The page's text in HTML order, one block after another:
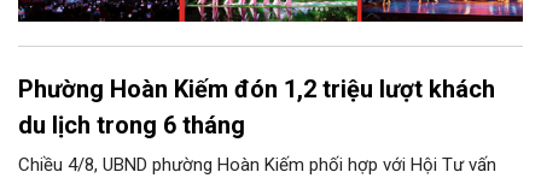
Phường Hoàn Kiếm đón 1,2 triệu lượt khách
du lịch trong 6 tháng
Chiều 4/8, UBND phường Hoàn Kiếm phối hợp với Hội Tư vấn